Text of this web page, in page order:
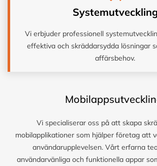
Vi erbjuder professionell
effektiva och skräddarsydda lösningar
affärsbehov.
Vi specialiserar oss på att skapa
mobilapplikationer som hjälper företag att
användarupplevelsen. Vårt erfarna
användarvänliga och funktionella appar